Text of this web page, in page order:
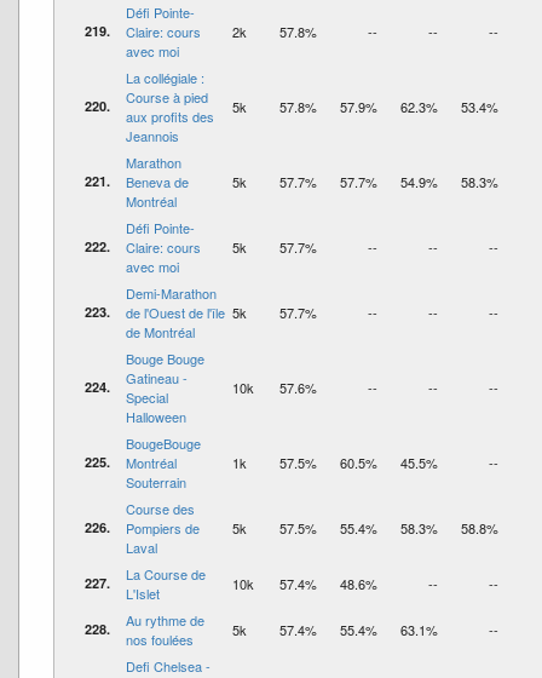
219.
Défi Pointe-
Claire: cours
avec moi
2k 57.8% -- -- --
220.
La collégiale :
Course à pied
aux profits des
Jeannois
5k 57.8% 57.9% 62.3% 53.4%
221.
Marathon
Beneva de
Montréal
5k 57.7% 57.7% 54.9% 58.3%
222.
Défi Pointe-
Claire: cours
avec moi
5k 57.7% -- -- --
223.
Demi-Marathon
de l'Ouest de l'île
de Montréal
5k 57.7% -- -- --
224.
Bouge Bouge
Gatineau -
Special
Halloween
10k 57.6% -- -- --
225.
BougeBouge
Montréal
Souterrain
1k 57.5% 60.5% 45.5% --
226.
Course des
Pompiers de
Laval
5k 57.5% 55.4% 58.3% 58.8%
227.
La Course de
L'Islet
10k 57.4% 48.6% -- --
228.
Au rythme de
nos foulées
5k 57.4% 55.4% 63.1% --
Defi Chelsea -